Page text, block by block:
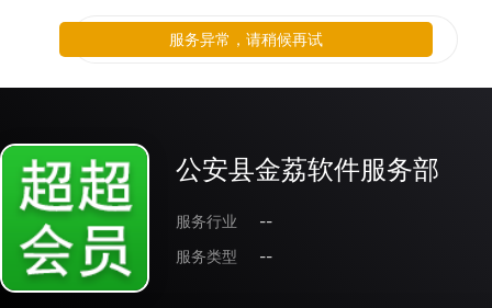
公安县金荔软件服务部
服务行业
--
服务类型
--
服务异常，请稍候再试